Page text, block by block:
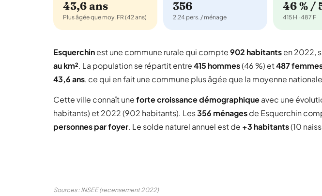
43,6 ans
Plus âgée que moy. FR (42 ans)
356
2,24 pers. / ménage
46 % /
415 H · 487 F
Esquerchinest une commune rurale qui compte902 habitantsen 2022,
au km². La population se répartit entre415 hommes(46 %) et487
43,6 ans, ce qui en fait une commune plus âgée que la moyenne
Cette ville connaît uneforte croissance démographiqueavec une
habitants) et 2022 (902 habitants). Les356 ménagesde Esquerchin
personnes par foyer. Le solde naturel annuel est de +3 habitants(10
Sources : INSEE (recensement 2022)